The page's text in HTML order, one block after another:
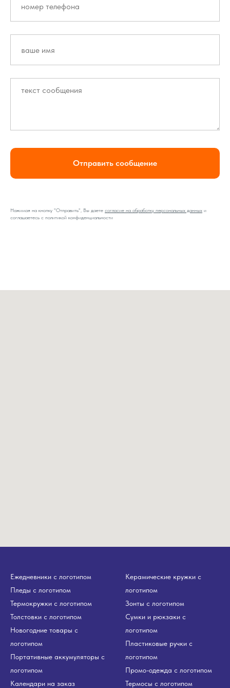
Отправить сообщение
Нажимая на кнопку "Отправить", Вы даете согласие на обработку персональных данных и
соглашаетесь c политикой конфиденциальности
Ежедневники с логотипом
Пледы с логотипом
Термокружки с логотипом
Толстовки с логотипом
Новогодние товары с
логотипом
Портативные аккумуляторы с
логотипом
Календари на заказ
Керамические кружки с
логотипом
Зонты с логотипом
Сумки и рюкзаки с
логотипом
Пластиковые ручки с
логотипом
Промо-одежда с логотипом
Термосы с логотипом